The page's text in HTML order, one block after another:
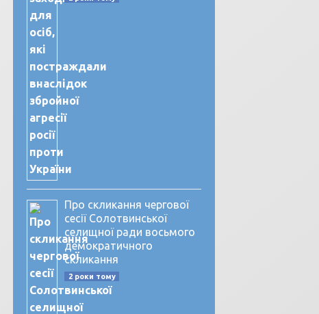
Про скликання чергової
сесії Солотвинської
селищної ради восьмого
демократичного
скликання
2 роки тому